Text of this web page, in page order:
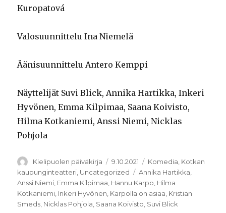
Kuropatová
Valosuunnittelu Ina Niemelä
Äänisuunnittelu Antero Kemppi
Näyttelijät Suvi Blick, Annika Hartikka, Inkeri
Hyvönen, Emma Kilpimaa, Saana Koivisto,
Hilma Kotkaniemi, Anssi Niemi, Nicklas
Pohjola
Kirjoittaja
Kielipuolen päiväkirja Julkaistu
9.10.2021 Kategoriat
Komedia, Kotkan
kaupunginteatteri, Uncategorized Avainsanat
Annika Hartikka,
Anssi Niemi, Emma Kilpimaa, Hannu Karpo, Hilma
Kotkaniemi, Inkeri Hyvönen, Karpolla on asiaa, Kristian
Smeds, Nicklas Pohjola, Saana Koivisto, Suvi Blick